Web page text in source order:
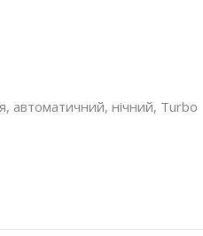
автоматичний, нічний, Turbo